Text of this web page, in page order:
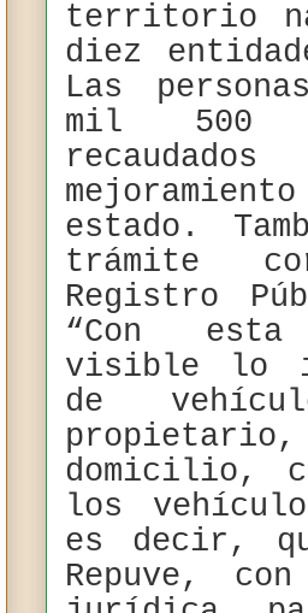
territorio
diez
Las
mil 500
estado.
trámite
Registro
“Con esta
visible lo
de
domicilio,
los
es decir,
Repuve,